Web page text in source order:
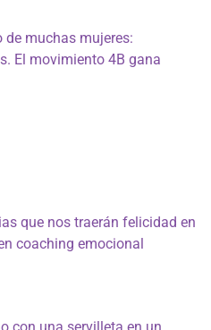
de muchas mujeres:
El movimiento 4B gana
que nos traerán felicidad en
coaching emocional